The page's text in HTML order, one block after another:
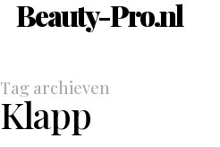
Beauty-Pro.nl
Tag archieven
Klapp